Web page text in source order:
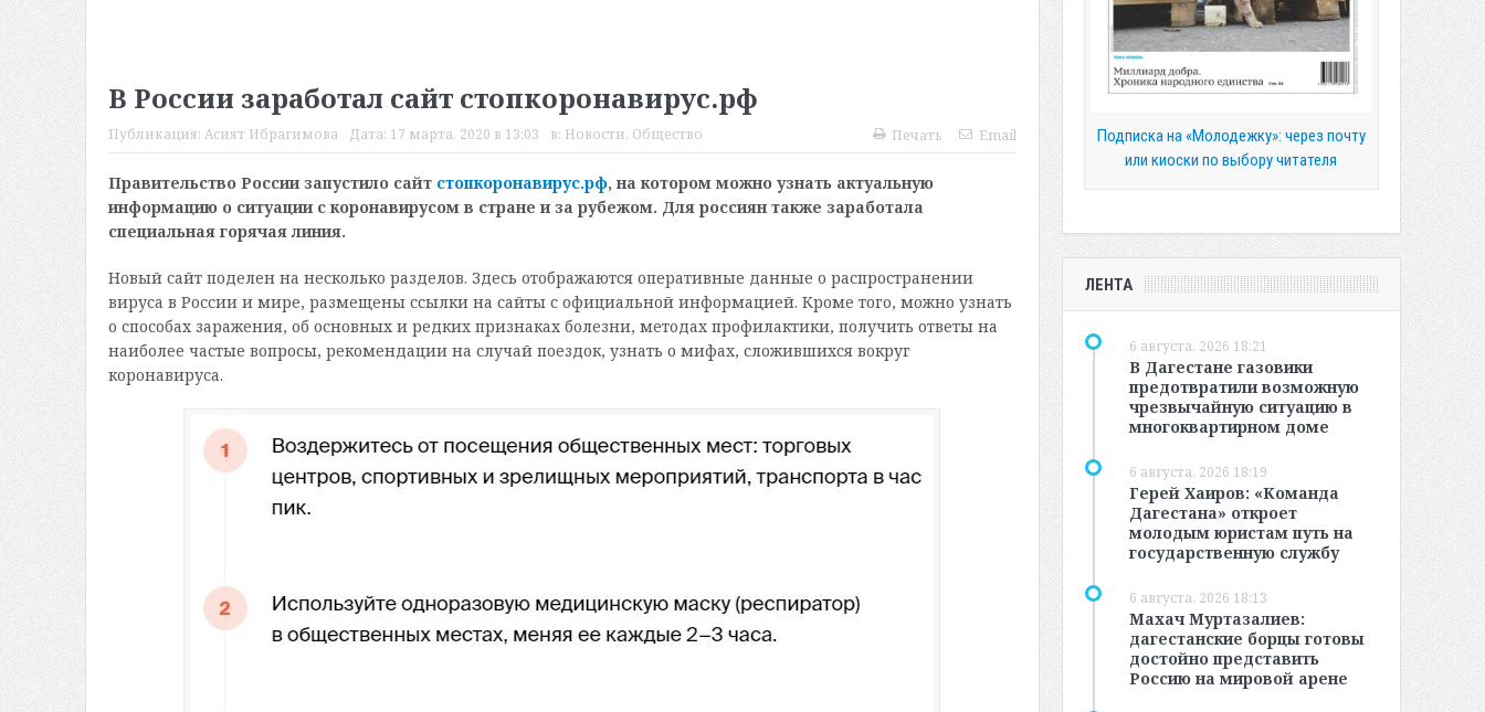
В России заработал сайт стопкоронавирус.рф
Публикация: Асият Ибрагимова Дата: 17 марта, 2020 в 13:03 в: Новости, Общество Печать Email
Правительство России запустило сайт стопкоронавирус.рф, на котором можно узнать актуальную
информацию о ситуации с коронавирусом в стране и за рубежом. Для россиян также заработала
специальная горячая линия.
Новый сайт поделен на несколько разделов. Здесь отображаются оперативные данные о распространении
вируса в России и мире, размещены ссылки на сайты с официальной информацией. Кроме того, можно узнать
о способах заражения, об основных и редких признаках болезни, методах профилактики, получить ответы на
наиболее частые вопросы, рекомендации на случай поездок, узнать о мифах, сложившихся вокруг
коронавируса.
Подписка на «Молодежку»: через почту
или киоски по выбору читателя
ЛЕНТА
6 августа, 2026 18:21
В Дагестане газовики
предотвратили возможную
чрезвычайную ситуацию в
многоквартирном доме
6 августа, 2026 18:19
Герей Хаиров: «Команда
Дагестана» откроет
молодым юристам путь на
государственную службу
6 августа, 2026 18:13
Махач Муртазалиев:
дагестанские борцы готовы
достойно представить
Россию на мировой арене